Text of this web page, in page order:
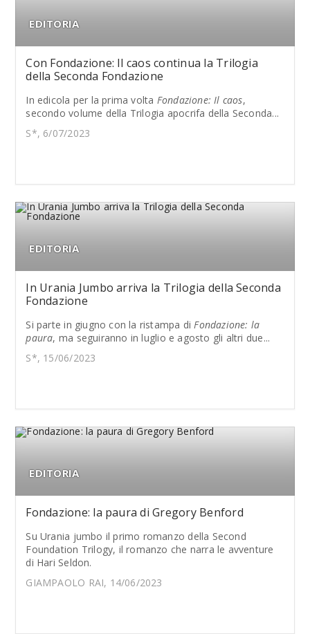
EDITORIA
Con Fondazione: Il caos continua la Trilogia
della Seconda Fondazione
In edicola per la prima volta Fondazione: Il caos,
secondo volume della Trilogia apocrifa della Seconda...
S*, 6/07/2023
EDITORIA
In Urania Jumbo arriva la Trilogia della Seconda
Fondazione
Si parte in giugno con la ristampa di Fondazione: la
paura, ma seguiranno in luglio e agosto gli altri due...
S*, 15/06/2023
EDITORIA
Fondazione: la paura di Gregory Benford
Su Urania jumbo il primo romanzo della Second
Foundation Trilogy, il romanzo che narra le avventure
di Hari Seldon.
GIAMPAOLO RAI, 14/06/2023